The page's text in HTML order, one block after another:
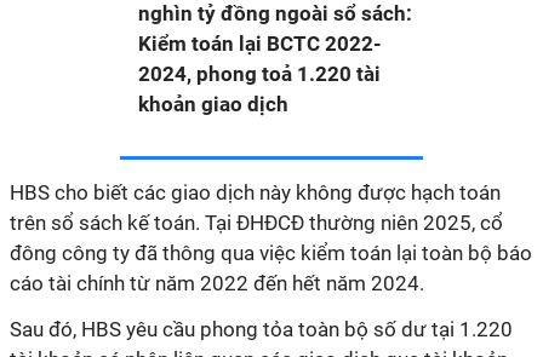
nghìn tỷ đồng ngoài sổ sách:
Kiểm toán lại BCTC 2022-
2024, phong toả 1.220 tài
khoản giao dịch
HBS cho biết các giao dịch này không được hạch toán
trên sổ sách kế toán. Tại ĐHĐCĐ thường niên 2025, cổ
đông công ty đã thông qua việc kiểm toán lại toàn bộ báo
cáo tài chính từ năm 2022 đến hết năm 2024.
Sau đó, HBS yêu cầu phong tỏa toàn bộ số dư tại 1.220